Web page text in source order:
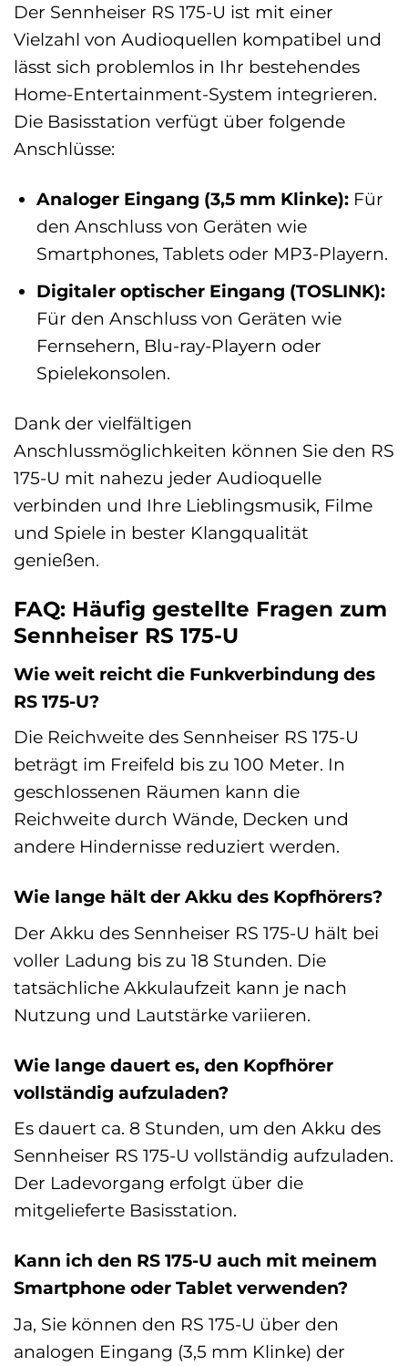
Der Sennheiser RS 175-U ist mit einer
Vielzahl von Audioquellen kompatibel und
lässt sich problemlos in Ihr bestehendes
Home-Entertainment-System integrieren.
Die Basisstation verfügt über folgende
Anschlüsse:
Analoger Eingang (3,5 mm Klinke):Für
den Anschluss von Geräten wie
Smartphones, Tablets oder MP3-Playern.
Digitaler optischer Eingang (TOSLINK):
Für den Anschluss von Geräten wie
Fernsehern, Blu-ray-Playern oder
Spielekonsolen.
Dank der vielfältigen
Anschlussmöglichkeiten können Sie den RS
175-U mit nahezu jeder Audioquelle
verbinden und Ihre Lieblingsmusik, Filme
und Spiele in bester Klangqualität
genießen.
FAQ: Häufig gestellte Fragen zum
Sennheiser RS 175-U
Wie weit reicht die Funkverbindung des
RS 175-U?
Die Reichweite des Sennheiser RS 175-U
beträgt im Freifeld bis zu 100 Meter. In
geschlossenen Räumen kann die
Reichweite durch Wände, Decken und
andere Hindernisse reduziert werden.
Wie lange hält der Akku des Kopfhörers?
Der Akku des Sennheiser RS 175-U hält bei
voller Ladung bis zu 18 Stunden. Die
tatsächliche Akkulaufzeit kann je nach
Nutzung und Lautstärke variieren.
Wie lange dauert es, den Kopfhörer
vollständig aufzuladen?
Es dauert ca. 8 Stunden, um den Akku des
Sennheiser RS 175-U vollständig aufzuladen.
Der Ladevorgang erfolgt über die
mitgelieferte Basisstation.
Kann ich den RS 175-U auch mit meinem
Smartphone oder Tablet verwenden?
Ja, Sie können den RS 175-U über den
analogen Eingang (3,5 mm Klinke) der